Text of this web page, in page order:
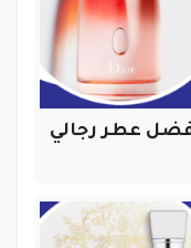
عطر رجالي